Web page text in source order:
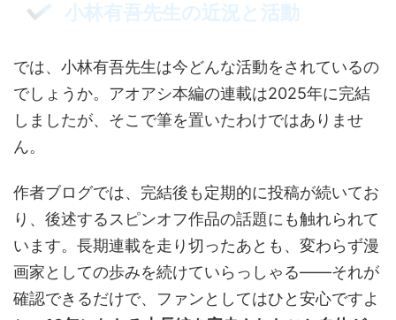
小林有吾先生の近況と活動
では、小林有吾先生は今どんな活動をされているの
でしょうか。アオアシ本編の連載は2025年に完結
しましたが、そこで筆を置いたわけではありませ
ん。
作者ブログでは、完結後も定期的に投稿が続いてお
り、後述するスピンオフ作品の話題にも触れられて
います。長期連載を走り切ったあとも、変わらず漫
画家としての歩みを続けていらっしゃる——それが
確認できるだけで、ファンとしてはひと安心ですよ